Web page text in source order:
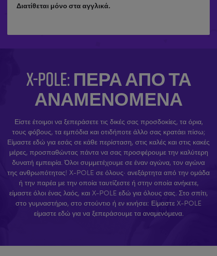
Διατίθεται μόνο στα αγγλικά.
X-POLE: ΠΈΡΑ ΑΠΌ ΤΑ
ΑΝΑΜΕΝΌΜΕΝΑ
Είστε έτοιμοι να ξεπεράσετε τις δικές σας προσδοκίες, τα όρια,
τους φόβους, τα εμπόδια και οτιδήποτε άλλο σας κρατάει πίσω;
Είμαστε εδώ για εσάς σε κάθε περίσταση, στις καλές και στις κακές
μέρες, προσπαθώντας πάντα να σας προσφέρουμε την καλύτερη
δυνατή εμπειρία. Όλοι συμμετέχουμε σε έναν αγώνα, τον αγώνα
της ανθρωπότητας! X-POLE σε όλους· ανεξάρτητα από την ομάδα
ή την παρέα με την οποία ταυτίζεστε ή στην οποία ανήκετε,
είμαστε όλοι ένας λαός, και X-POLE εδώ για όλους σας. Στο σπίτι,
στο γυμναστήριο, στο στούντιο ή εν κινήσει: Είμαστε X-POLE
είμαστε εδώ για να ξεπεράσουμε τα αναμενόμενα.